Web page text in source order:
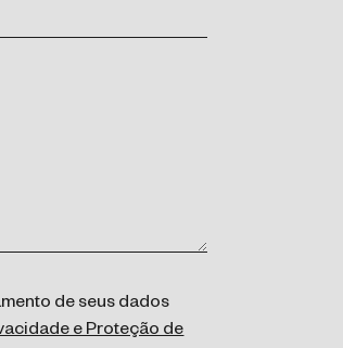
de seus dados
e Proteção de